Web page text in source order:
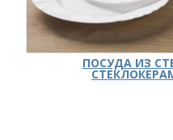
ПОСУДА ИЗ